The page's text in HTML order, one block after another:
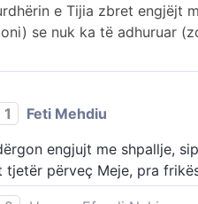
e Tijia zbret engjëjt
se nuk ka të adhuruar
1
Feti Mehdiu
engjujt me shpallje,
tjetër përveç Meje, pra